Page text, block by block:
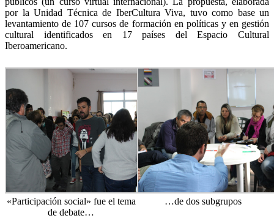
por la Unidad Técnica de IberCultura Viva, tuvo como base un
levantamiento de 107 cursos de formación en políticas y en gestión
cultural identificados en 17 países del Espacio Cultural
Iberoamericano.
«Participación social» fue el tema
de debate…
…de dos subgrupos